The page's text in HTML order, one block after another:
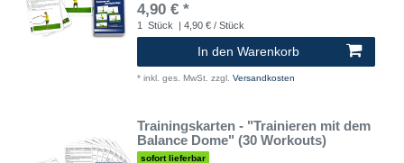
4,90 € *
1 Stück | 4,90 € / Stück
In den Warenkorb
* inkl. ges. MwSt. zzgl. Versandkosten
Trainingskarten - "Trainieren mit dem
Balance Dome" (30 Workouts)
sofort lieferbar